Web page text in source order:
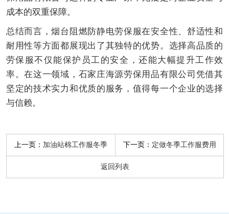
成本的双重保障。
总结而言，烟台阻燃防静电劳保服在安全性、舒适性和
耐用性等方面都展现出了其独特的优势。选择高品质的
劳保服不仅能保护员工的安全，还能大幅提升工作效
率。在这一领域，石家庄海源劳保用品有限公司凭借其
坚定的技术实力和优质的服务，值得每一个企业的选择
与信赖。
上一页： 加油站棉工作服冬季 下一页： 定做冬季工作服费用
返回列表